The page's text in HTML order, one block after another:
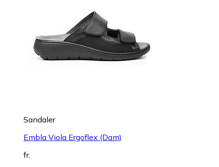
Sandaler
Embla Viola Ergoflex (Dam)
fr.